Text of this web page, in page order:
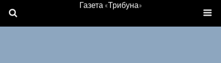
Газета «Трибуна»